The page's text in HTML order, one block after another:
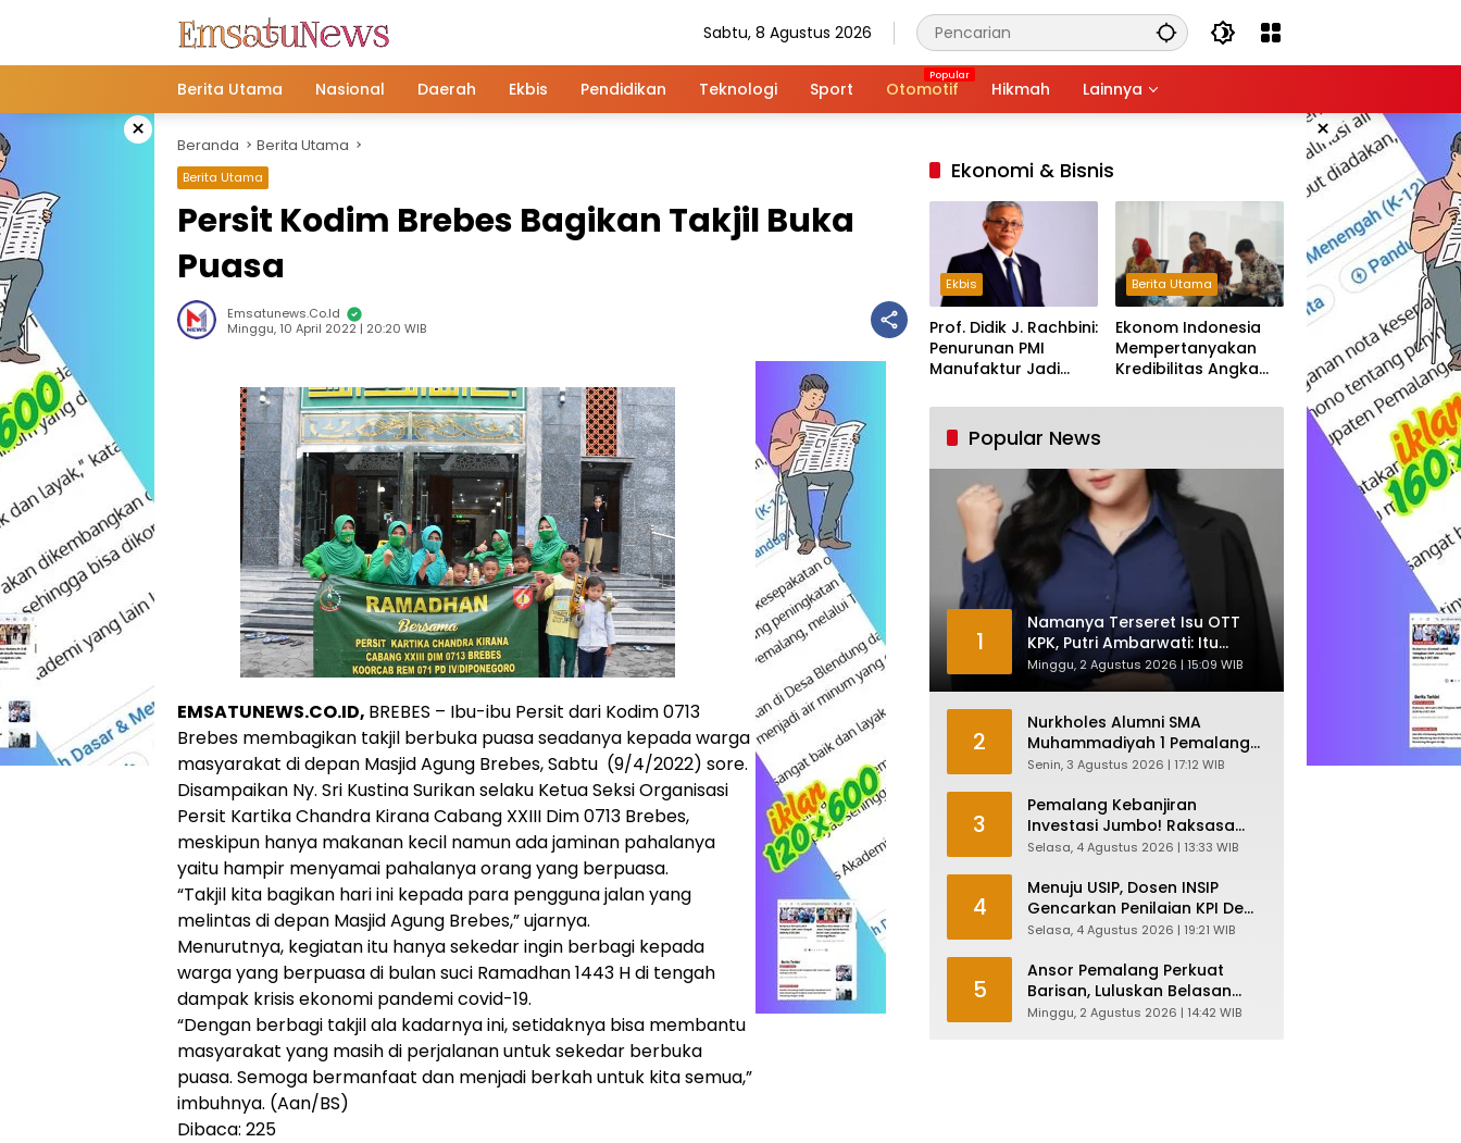
Sabtu, 8 Agustus 2026
Berita Utama Nasional Daerah Ekbis Pendidikan Teknologi Sport Otomotif Hikmah Lainnya
× ×
Beranda Berita Utama
Berita Utama
Persit Kodim Brebes Bagikan Takjil Buka
Puasa
Emsatunews.co.id
Minggu, 10 April 2022 | 20:20 WIB
EMSATUNEWS.CO.ID, BREBES – Ibu-ibu Persit dari Kodim 0713
Brebes membagikan takjil berbuka puasa seadanya kepada warga
masyarakat di depan Masjid Agung Brebes, Sabtu (9/4/2022) sore.
Disampaikan Ny. Sri Kustina Surikan selaku Ketua Seksi Organisasi
Persit Kartika Chandra Kirana Cabang XXIII Dim 0713 Brebes,
meskipun hanya makanan kecil namun ada jaminan pahalanya
yaitu hampir menyamai pahalanya orang yang berpuasa.
“Takjil kita bagikan hari ini kepada para pengguna jalan yang
melintas di depan Masjid Agung Brebes,” ujarnya.
Menurutnya, kegiatan itu hanya sekedar ingin berbagi kepada
warga yang berpuasa di bulan suci Ramadhan 1443 H di tengah
dampak krisis ekonomi pandemi covid-19.
“Dengan berbagi takjil ala kadarnya ini, setidaknya bisa membantu
masyarakat yang masih di perjalanan untuk sekedar berbuka
puasa. Semoga bermanfaat dan menjadi berkah untuk kita semua,”
imbuhnya. (Aan/BS)
Dibaca: 225
Ekonomi & Bisnis
Ekbis
Prof. Didik J. Rachbini:
Penurunan PMI
Manufaktur Jadi
Industri Nasional
Berita Utama
Ekonom Indonesia
Mempertanyakan
Kredibilitas Angka
Tumbuh Tapi Rapuh
Popular News
1
Namanya Terseret Isu OTT
KPK, Putri Ambarwati: Itu
Hanya Kesamaan Nama
Minggu, 2 Agustus 2026 | 15:09 WIB
2
Nurkholes Alumni SMA
Muhammadiyah 1 Pemalang
Angkatan 1986 Resmi
Pesan Ketua Asmam 86
Senin, 3 Agustus 2026 | 17:12 WIB
3
Pemalang Kebanjiran
Investasi Jumbo! Raksasa
Garmen Jepang Siap Bangun
Tenaga Kerja
Selasa, 4 Agustus 2026 | 13:33 WIB
4
Menuju USIP, Dosen INSIP
Gencarkan Penilaian KPI Demi
Mutu Akademik
Selasa, 4 Agustus 2026 | 19:21 WIB
5
Ansor Pemalang Perkuat
Barisan, Luluskan Belasan
Kader Diklatsar
Minggu, 2 Agustus 2026 | 14:42 WIB